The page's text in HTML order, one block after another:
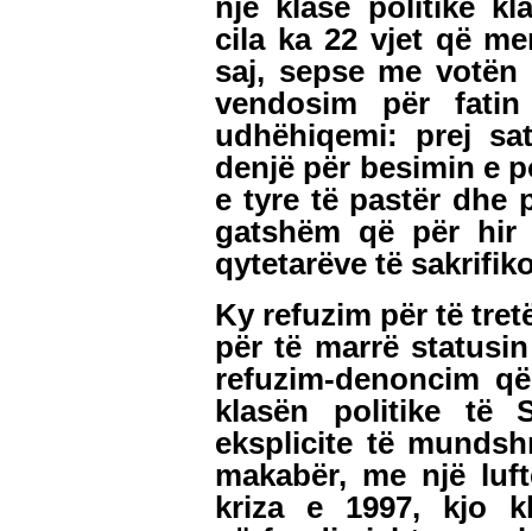
një klase politike
cila ka 22 vjet që
saj, sepse me
vendosim për
udhëhiqemi: prej
denjë për besimin e
e tyre të pastër dhe
gatshëm që për hir
qytetarëve të
Ky refuzim për të
për të marrë
refuzim-denoncim
klasën politike të
eksplicite të
makabër, me një
kriza e 1997, kjo